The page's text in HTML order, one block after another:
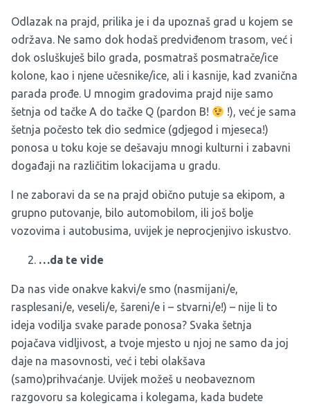
Odlazak na prajd, prilika je i da upoznaš grad u kojem se
održava. Ne samo dok hodaš predviđenom trasom, već i
dok osluškuješ bilo grada, posmatraš posmatrače/ice
kolone, kao i njene učesnike/ice, ali i kasnije, kad zvanična
parada prođe. U mnogim gradovima prajd nije samo
šetnja od tačke A do tačke Q (pardon B!
!), već je sama
šetnja počesto tek dio sedmice (gdjegod i mjeseca!)
ponosa u toku koje se dešavaju mnogi kulturni i zabavni
događaji na različitim lokacijama u gradu.
I ne zaboravi da se na prajd obično putuje sa ekipom, a
grupno putovanje, bilo automobilom, ili još bolje
vozovima i autobusima, uvijek je neprocjenjivo iskustvo.
…da te vide
Da nas vide onakve kakvi/e smo (nasmijani/e,
rasplesani/e, veseli/e, šareni/e i – stvarni/e!) – nije li to
ideja vodilja svake parade ponosa? Svaka šetnja
pojačava vidljivost, a tvoje mjesto u njoj ne samo da joj
daje na masovnosti, već i tebi olakšava
(samo)prihvaćanje. Uvijek možeš u neobaveznom
razgovoru sa kolegicama i kolegama, kada budete